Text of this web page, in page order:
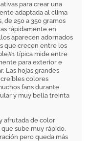
para crear una
adaptada al clima
de 250 a 350 gramos
rápidamente en
aparecen adornados
que crecen entre los
típica mide entre
para exterior e
Las hojas grandes
colores
fans durante
y muy bella treinta
afrutada de color
sube muy rápido.
pero queda más